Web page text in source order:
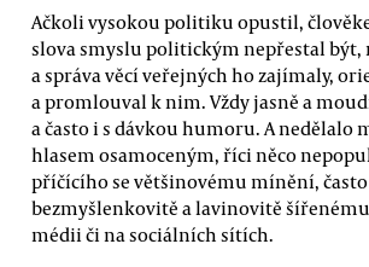
Ačkoli vysokou politiku opustil,
slova smyslu politickým nepřestal být,
a správa věcí veřejných ho zajímaly,
a promlouval k nim. Vždy jasně a
a často i s dávkou humoru. A nedělalo
hlasem osamoceným, říci něco
příčícího se většinovému mínění,
bezmyšlenkovitě a lavinovitě
médii či na sociálních sítích.